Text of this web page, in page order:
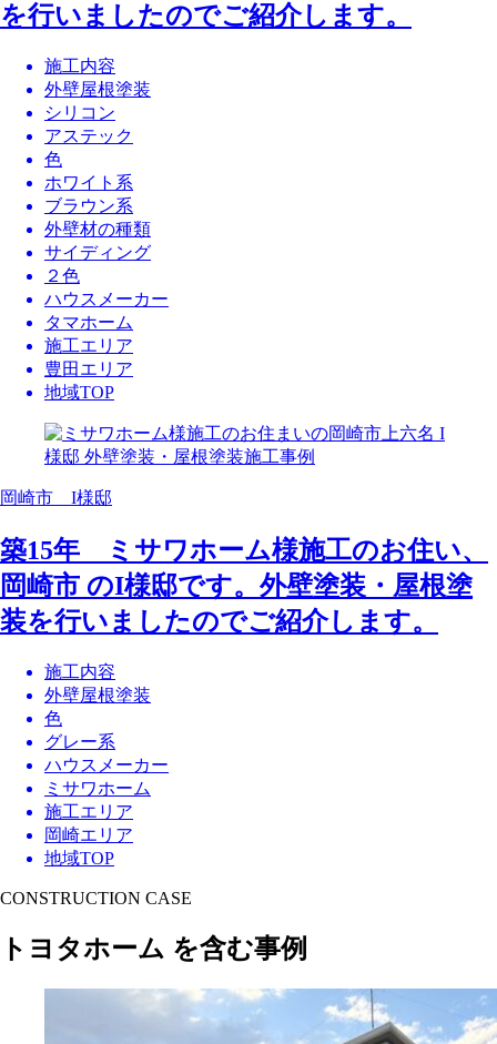
を行いましたのでご紹介します。
施工内容
外壁屋根塗装
シリコン
アステック
色
ホワイト系
ブラウン系
外壁材の種類
サイディング
２色
ハウスメーカー
タマホーム
施工エリア
豊田エリア
地域TOP
岡崎市 I様邸
築15年 ミサワホーム様施工のお住い、
岡崎市 のI様邸です。外壁塗装・屋根塗
装を行いましたのでご紹介します。
施工内容
外壁屋根塗装
色
グレー系
ハウスメーカー
ミサワホーム
施工エリア
岡崎エリア
地域TOP
CONSTRUCTION CASE
トヨタホーム を含む事例